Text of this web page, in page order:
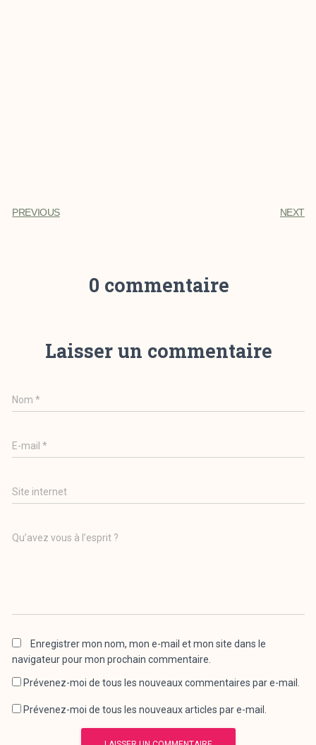
PREVIOUS NEXT
0 commentaire
Laisser un commentaire
Nom*
E-mail*
Site internet
Qu’avez vous à l’esprit ?
Enregistrer mon nom, mon e-mail et mon site dans le
navigateur pour mon prochain commentaire.
Prévenez-moi de tous les nouveaux commentaires par e-mail.
Prévenez-moi de tous les nouveaux articles par e-mail.